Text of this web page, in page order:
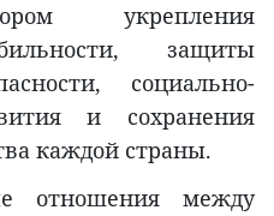
укрепления
защиты
социально-
и сохранения
каждой страны.
отношения между